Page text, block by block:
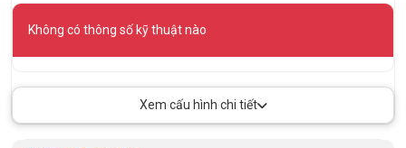
Không có thông số kỹ thuật nào
Xem cấu hình chi tiết